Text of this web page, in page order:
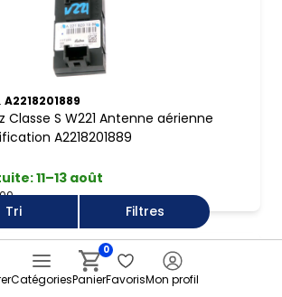
Tri Filtres
A2218201889
Classe S W221 Antenne aérienne
A2218201889
:11–13 août
CatégoriesPanier
0
FavorisMon profil